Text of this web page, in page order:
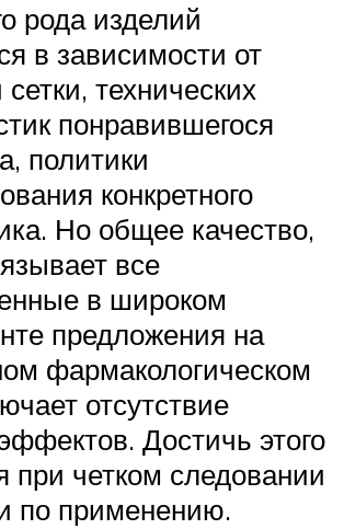
рода изделий
в зависимости от
технических
понравившегося
политики
конкретного
Но общее качество,
все
в широком
предложения на
фармакологическом
отсутствие
Достичь этого
при четком следовании
по применению.